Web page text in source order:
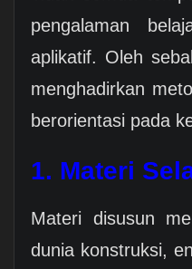
pengalaman
aplikatif. Oleh
menghadirkan
berorientasi pada
1. Materi
Materi disusun
dunia konstruksi,